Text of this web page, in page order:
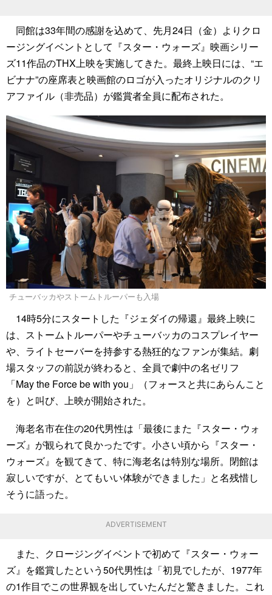
同館は33年間の感謝を込めて、先月24日（金）よりクロ
ージングイベントとして『スター・ウォーズ』映画シリー
ズ11作品のTHX上映を実施してきた。最終上映日には、“エ
ビナナ”の座席表と映画館のロゴが入ったオリジナルのクリ
アファイル（非売品）が鑑賞者全員に配布された。
チューバッカやストームトルーパーも入場
14時5分にスタートした『ジェダイの帰還』最終上映に
は、ストームトルーパーやチューバッカのコスプレイヤー
や、ライトセーバーを持参する熱狂的なファンが集結。劇
場スタッフの前説が終わると、全員で劇中の名ゼリフ
「May the Force be with you」（フォースと共にあらんこと
を）と叫び、上映が開始された。
海老名市在住の20代男性は「最後にまた『スター・ウォ
ーズ』が観られて良かったです。小さい頃から『スター・
ウォーズ』を観てきて、特に海老名は特別な場所。閉館は
寂しいですが、とてもいい体験ができました」と名残惜し
そうに語った。
ADVERTISEMENT
また、クロージングイベントで初めて『スター・ウォー
ズ』を鑑賞したという50代男性は「初見でしたが、1977年
の1作目でこの世界観を出していたんだと驚きました。これ